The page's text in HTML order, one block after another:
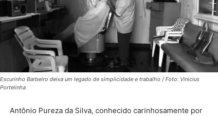
Escurinho Barbeiro deixa um legado de simplicidade e trabalho / Foto: Vinicius
Portelinha
Antônio Pureza da Silva, conhecido carinhosamente por